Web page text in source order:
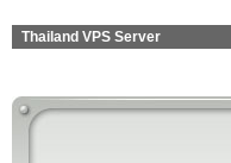
Thailand VPS Server